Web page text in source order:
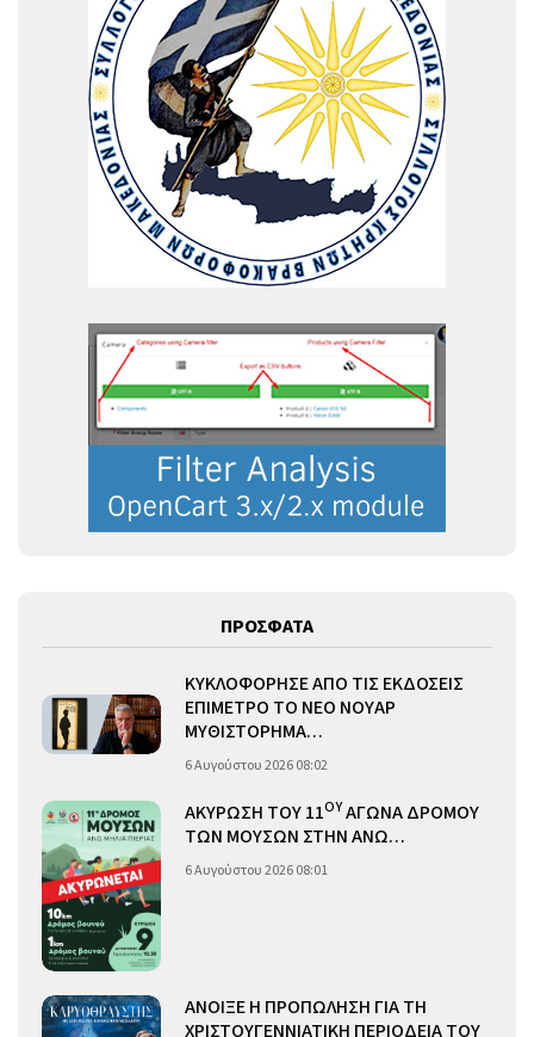
ΠΡΟΣΦΑΤΑ
ΚΥΚΛΟΦΟΡΗΣΕ ΑΠΟ ΤΙΣ ΕΚΔΟΣΕΙΣ
ΕΠΙΜΕΤΡΟ ΤΟ ΝΕΟ ΝΟΥΑΡ
ΜΥΘΙΣΤΟΡΗΜΑ…
6 Αυγούστου 2026 08:02
ΑΚΥΡΩΣΗ ΤΟΥ 11ΟΥΑΓΩΝΑ ΔΡΟΜΟΥ
ΤΩΝ ΜΟΥΣΩΝ ΣΤΗΝ ΑΝΩ…
6 Αυγούστου 2026 08:01
ΑΝΟΙΞΕ Η ΠΡΟΠΩΛΗΣΗ ΓΙΑ ΤΗ
ΧΡΙΣΤΟΥΓΕΝΝΙΑΤΙΚΗ ΠΕΡΙΟΔΕΙΑ ΤΟΥ